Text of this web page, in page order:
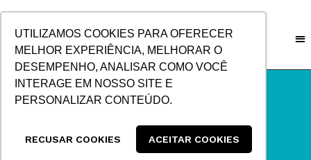
UTILIZAMOS COOKIES PARA OFERECER
MELHOR EXPERIÊNCIA, MELHORAR O
DESEMPENHO, ANALISAR COMO VOCÊ
INTERAGE EM NOSSO SITE E
PERSONALIZAR CONTEÚDO.
RECUSAR COOKIES ACEITAR COOKIES
CONTEÚDO